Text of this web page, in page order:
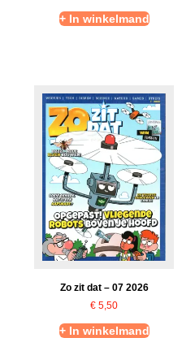
+ In winkelmand
Zo zit dat – 07 2026
€ 5,50
+ In winkelmand